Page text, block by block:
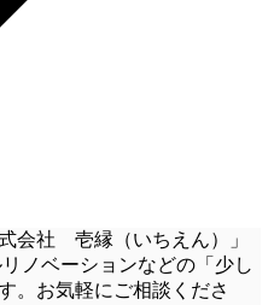
会社 壱縁（いちえん）」
ノベーションなどの「少し
。お気軽にご相談くださ